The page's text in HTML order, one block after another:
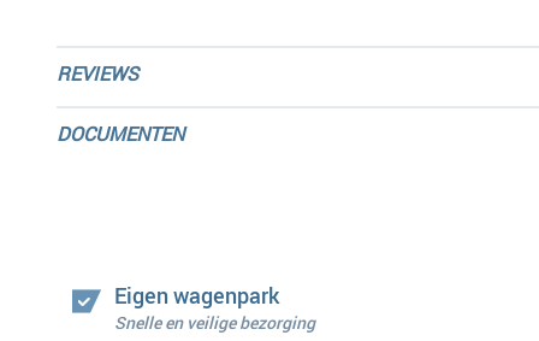
REVIEWS
DOCUMENTEN
Eigen wagenpark
Snelle en veilige bezorging